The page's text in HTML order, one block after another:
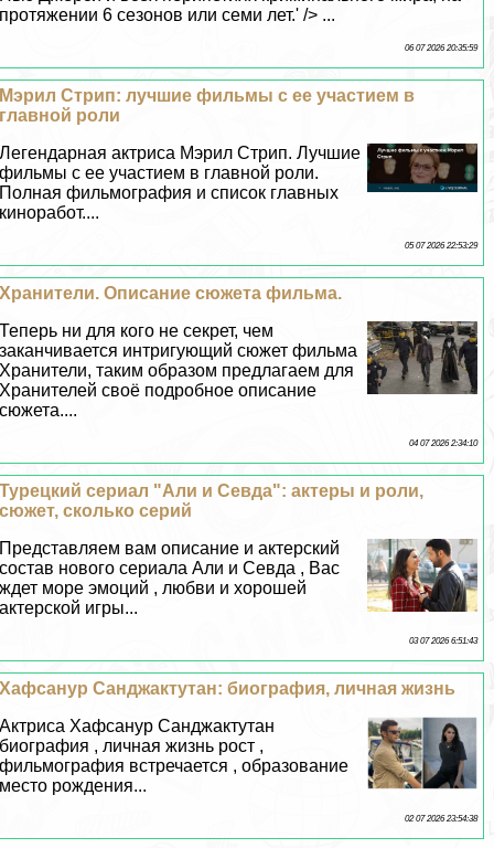
протяжении 6 сезонов или семи лет.' /> ...
06 07 2026 20:35:59
Мэрил Стрип: лучшие фильмы с ее участием в
главной роли
Легендарная актриса Мэрил Стрип. Лучшие
фильмы с ее участием в главной роли.
Полная фильмография и список главных
киноработ....
05 07 2026 22:53:29
Хранители. Описание сюжета фильма.
Теперь ни для кого не секрет, чем
заканчивается интригующий сюжет фильма
Хранители, таким образом предлагаем для
Хранителей своё подробное описание
сюжета....
04 07 2026 2:34:10
Турецкий сериал "Али и Севда": актеры и роли,
сюжет, сколько серий
Представляем вам описание и актерский
состав нового сериала Али и Севда , Вас
ждет море эмоций , любви и хорошей
актерской игры...
03 07 2026 6:51:43
Хафсанур Санджактутан: биография, личная жизнь
Актриса Хафсанур Санджактутан
биография , личная жизнь рост ,
фильмография встречается , образование
место рождения...
02 07 2026 23:54:38